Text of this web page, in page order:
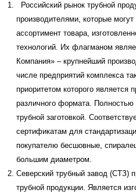
Российский рынок трубной
производителями, которые
ассортимент товара,
технологий. Их флагманом
Компания» – крупнейший
числе предприятий комплекса
приоритетом которого является
различного формата. Полностью
трубной заготовкой.
сертификатам для
покупателю бесшовные,
большим диаметром.
Северский трубный завод (СТЗ)
трубной продукции. Является